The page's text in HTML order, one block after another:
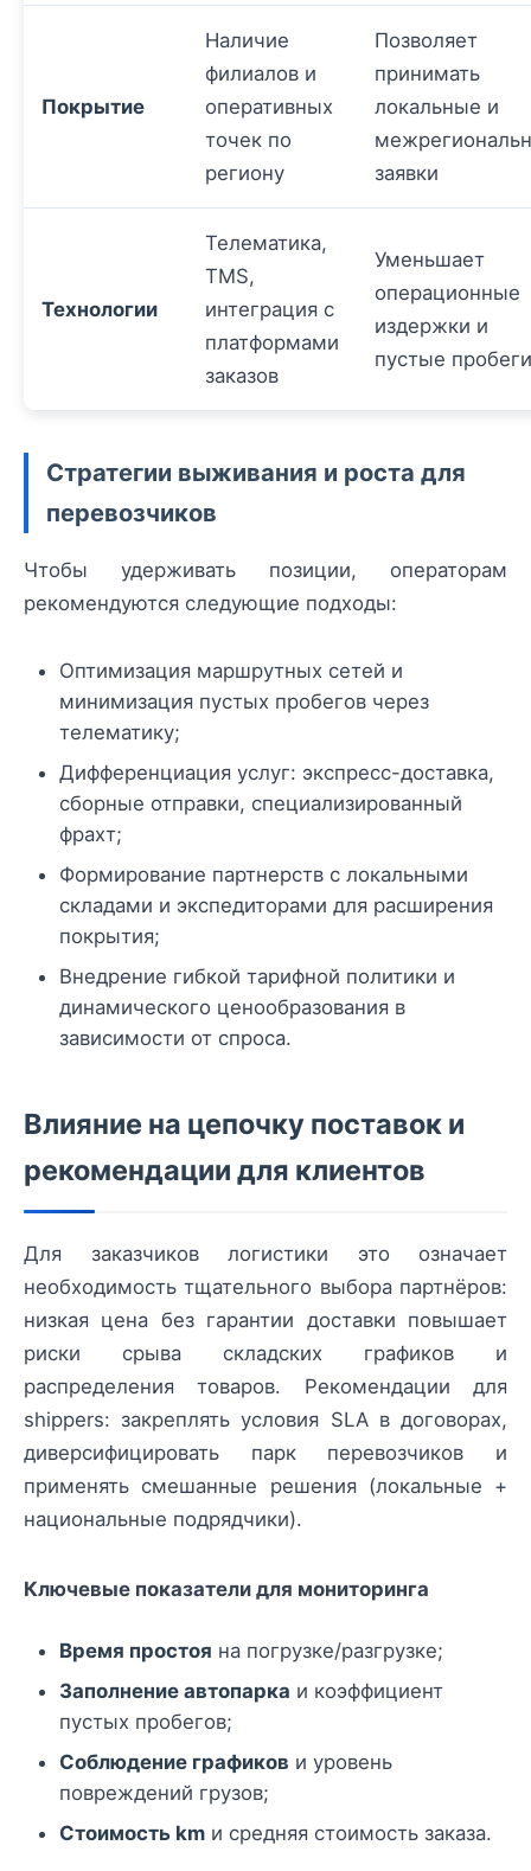
Покрытие
Наличие
филиалов и
оперативных
точек по
региону
Позволяет
принимать
локальные и
заявки
Технологии
Телематика,
TMS,
интеграция с
платформами
заказов
Уменьшает
операционные
издержки и
пустые пробеги
Стратегии выживания и роста для
перевозчиков
Чтобы удерживать позиции, операторам
рекомендуются следующие подходы:
Оптимизация маршрутных сетей и
минимизация пустых пробегов через
телематику;
Дифференциация услуг: экспресс-доставка,
сборные отправки, специализированный
фрахт;
Формирование партнерств с локальными
складами и экспедиторами для расширения
покрытия;
Внедрение гибкой тарифной политики и
динамического ценообразования в
зависимости от спроса.
Влияние на цепочку поставок и
рекомендации для клиентов
Для заказчиков логистики это означает
необходимость тщательного выбора партнёров:
низкая цена без гарантии доставки повышает
риски срыва складских графиков и
распределения товаров. Рекомендации для
shippers: закреплять условия SLA в договорах,
диверсифицировать парк перевозчиков и
применять смешанные решения (локальные +
национальные подрядчики).
Ключевые показатели для мониторинга
Время простоя на погрузке/разгрузке;
Заполнение автопарка и коэффициент
пустых пробегов;
Соблюдение графиков и уровень
повреждений грузов;
Стоимость km и средняя стоимость заказа.